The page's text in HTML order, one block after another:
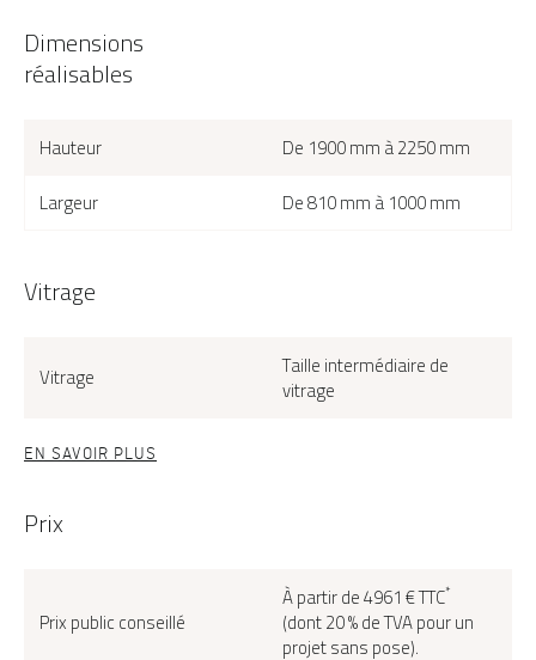
Dimensions
réalisables
Hauteur
De 1900 mm à 2250 mm
Largeur
De 810 mm à 1000 mm
Vitrage
Vitrage Taille intermédiaire de
vitrage
EN SAVOIR PLUS
Prix
Prix public conseillé
À partir de 4961 € TTC*
(dont 20 % de TVA pour un
projet sans pose).